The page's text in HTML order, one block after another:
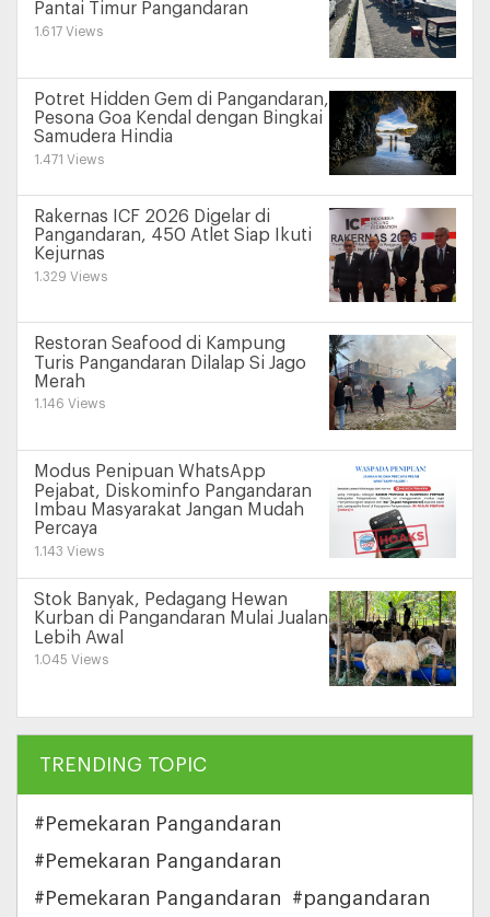
Pantai Timur Pangandaran
1.617 Views
Potret Hidden Gem di Pangandaran,
Pesona Goa Kendal dengan Bingkai
Samudera Hindia
1.471 Views
Rakernas ICF 2026 Digelar di
Pangandaran, 450 Atlet Siap Ikuti
Kejurnas
1.329 Views
Restoran Seafood di Kampung
Turis Pangandaran Dilalap Si Jago
Merah
1.146 Views
Modus Penipuan WhatsApp
Pejabat, Diskominfo Pangandaran
Imbau Masyarakat Jangan Mudah
Percaya
1.143 Views
Stok Banyak, Pedagang Hewan
Kurban di Pangandaran Mulai Jualan
Lebih Awal
1.045 Views
TRENDING TOPIC
#Pemekaran Pangandaran
#Pemekaran Pangandaran
#Pemekaran Pangandaran
#pangandaran